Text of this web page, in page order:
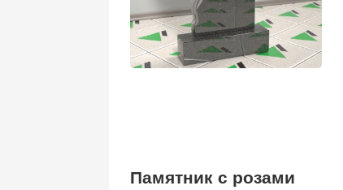
Памятник с розами